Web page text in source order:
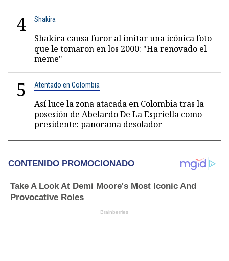
4 Shakira
Shakira causa furor al imitar una icónica foto
que le tomaron en los 2000: "Ha renovado el
meme"
5 Atentado en Colombia
Así luce la zona atacada en Colombia tras la
posesión de Abelardo De La Espriella como
presidente: panorama desolador